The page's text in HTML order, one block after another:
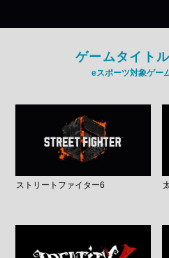
ゲームタイト
eスポーツ対象ゲー
ストリートファイター6